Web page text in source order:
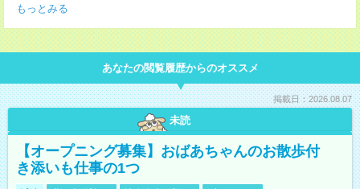
もっとみる
あなたの閲覧履歴からのオススメ
掲載日：2026.08.07
未読
【オープニング募集】おばあちゃんのお散歩付
き添いも仕事の1つ